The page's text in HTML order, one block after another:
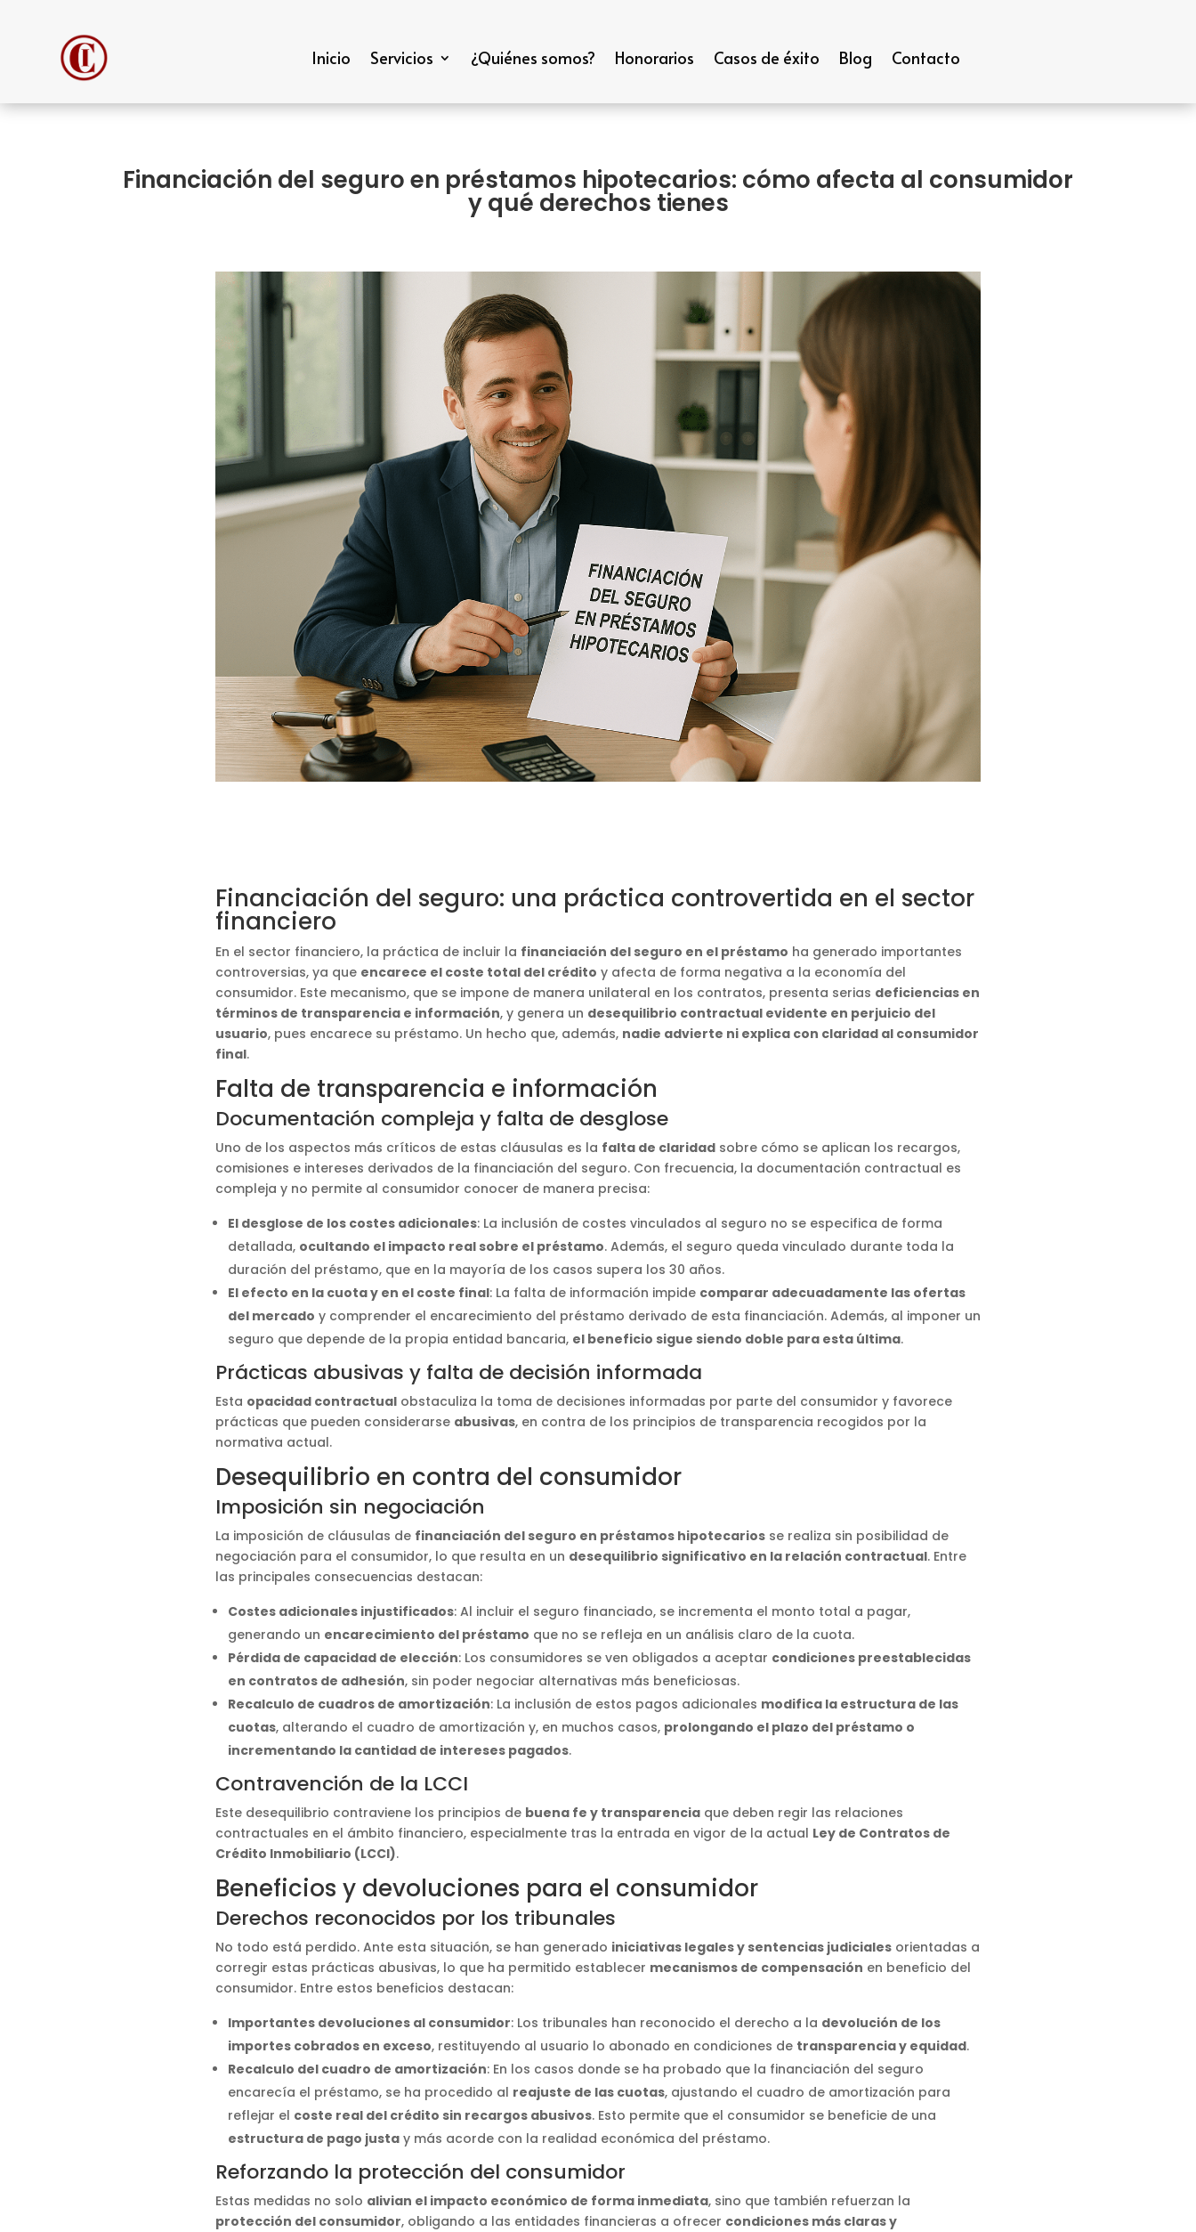
Inicio Servicios ¿Quiénes somos? Honorarios Casos de éxito Blog Contacto
Financiación del seguro en préstamos hipotecarios: cómo afecta al consumidor
y qué derechos tienes
Financiación del seguro: una práctica controvertida en el sector
financiero
En el sector financiero, la práctica de incluir la financiación del seguro en el préstamo ha generado importantes
controversias, ya que encarece el coste total del crédito y afecta de forma negativa a la economía del
consumidor. Este mecanismo, que se impone de manera unilateral en los contratos, presenta serias deficiencias en
términos de transparencia e información, y genera un desequilibrio contractual evidente en perjuicio del
usuario, pues encarece su préstamo. Un hecho que, además, nadie advierte ni explica con claridad al consumidor
final.
Falta de transparencia e información
Documentación compleja y falta de desglose
Uno de los aspectos más críticos de estas cláusulas es la falta de claridadsobre cómo se aplican los recargos,
comisiones e intereses derivados de la financiación del seguro. Con frecuencia, la documentación contractual es
compleja y no permite al consumidor conocer de manera precisa:
El desglose de los costes adicionales: La inclusión de costes vinculados al seguro no se especifica de forma
detallada, ocultando el impacto real sobre el préstamo. Además, el seguro queda vinculado durante toda la
duración del préstamo, que en la mayoría de los casos supera los 30 años.
El efecto en la cuota y en el coste final: La falta de información impide comparar adecuadamente las ofertas
del mercado y comprender el encarecimiento del préstamo derivado de esta financiación. Además, al imponer un
seguro que depende de la propia entidad bancaria, el beneficio sigue siendo doble para esta última.
Prácticas abusivas y falta de decisión informada
Esta opacidad contractualobstaculiza la toma de decisiones informadas por parte del consumidor y favorece
prácticas que pueden considerarse abusivas, en contra de los principios de transparencia recogidos por la
normativa actual.
Desequilibrio en contra del consumidor
Imposición sin negociación
La imposición de cláusulas de financiación del seguro en préstamos hipotecariosse realiza sin posibilidad de
negociación para el consumidor, lo que resulta en un desequilibrio significativo en la relación contractual. Entre
las principales consecuencias destacan:
Costes adicionales injustificados: Al incluir el seguro financiado, se incrementa el monto total a pagar,
generando un encarecimiento del préstamo que no se refleja en un análisis claro de la cuota.
Pérdida de capacidad de elección: Los consumidores se ven obligados a aceptar condiciones preestablecidas
en contratos de adhesión, sin poder negociar alternativas más beneficiosas.
Recalculo de cuadros de amortización: La inclusión de estos pagos adicionales modifica la estructura de las
cuotas, alterando el cuadro de amortización y, en muchos casos, prolongando el plazo del préstamo o
incrementando la cantidad de intereses pagados.
Contravención de la LCCI
Este desequilibrio contraviene los principios de buena fe y transparenciaque deben regir las relaciones
contractuales en el ámbito financiero, especialmente tras la entrada en vigor de la actual Ley de Contratos de
Crédito Inmobiliario (LCCI).
Beneficios y devoluciones para el consumidor
Derechos reconocidos por los tribunales
No todo está perdido. Ante esta situación, se han generado iniciativas legales y sentencias judicialesorientadas a
corregir estas prácticas abusivas, lo que ha permitido establecer mecanismos de compensación en beneficio del
consumidor. Entre estos beneficios destacan:
Importantes devoluciones al consumidor: Los tribunales han reconocido el derecho a la devolución de los
importes cobrados en exceso, restituyendo al usuario lo abonado en condiciones de transparencia y equidad.
Recalculo del cuadro de amortización: En los casos donde se ha probado que la financiación del seguro
encarecía el préstamo, se ha procedido al reajuste de las cuotas, ajustando el cuadro de amortización para
reflejar el coste real del crédito sin recargos abusivos. Esto permite que el consumidor se beneficie de una
estructura de pago justay más acorde con la realidad económica del préstamo.
Reforzando la protección del consumidor
Estas medidas no solo alivian el impacto económico de forma inmediata, sino que también refuerzan la
protección del consumidor, obligando a las entidades financieras a ofrecer condiciones más claras y